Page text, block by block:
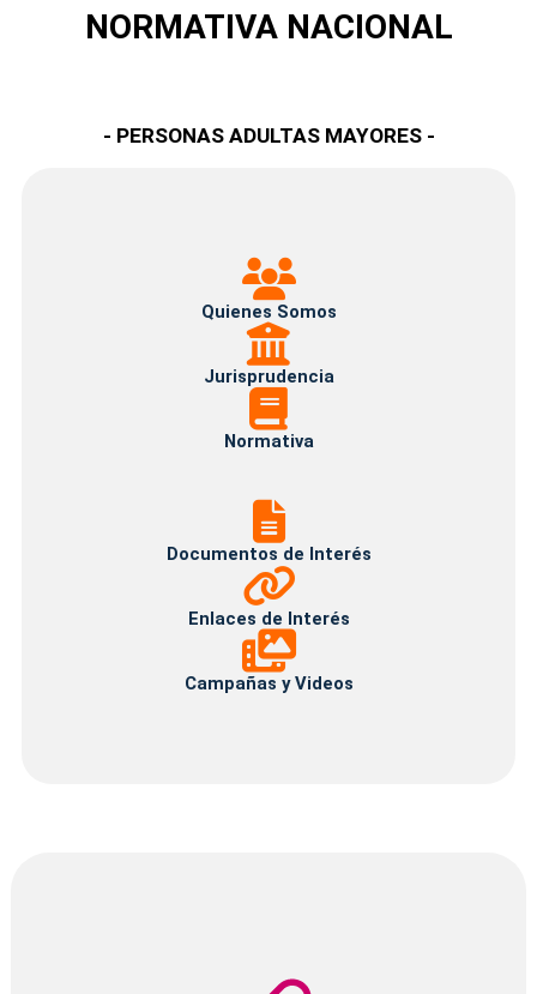
NORMATIVA NACIONAL
- PERSONAS ADULTAS MAYORES -
Somos
Quienes Somos
Jurisprudencia
Jurisprudencia
Normativa
Normativa
Documentos
Interés
Documentos de Interés
Enlaces
Interés
Enlaces de Interés
Campañas
y
Videos
Campañas y Videos